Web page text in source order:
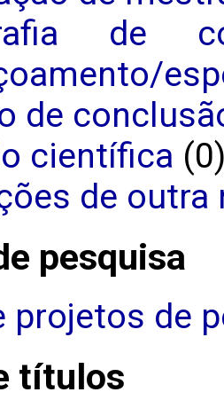
de
de
científica
de outra
pesquisa
projetos de
títulos